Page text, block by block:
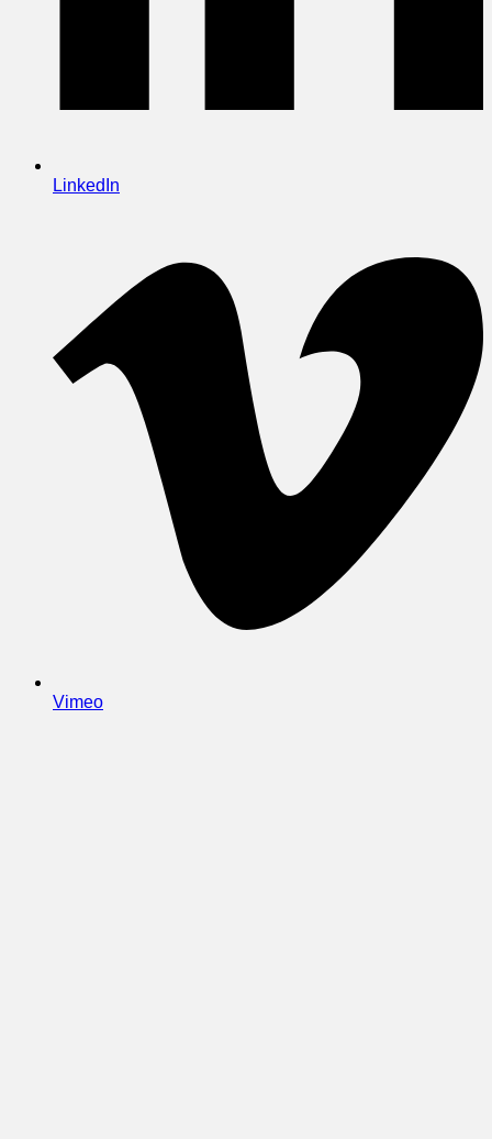
LinkedIn
Vimeo